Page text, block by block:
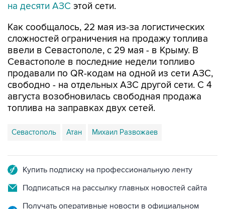
на десяти АЗС этой сети.
Как сообщалось, 22 мая из-за логистических
сложностей ограничения на продажу топлива
ввели в Севастополе, с 29 мая - в Крыму. В
Севастополе в последние недели топливо
продавали по QR-кодам на одной из сети АЗС,
свободно - на отдельных АЗС другой сети. С 4
августа возобновилась свободная продажа
топлива на заправках двух сетей.
Севастополь Атан Михаил Развожаев
Купить подписку на профессиональную ленту
Подписаться на рассылку главных новостей сайта
Получать оперативные новости в официальном